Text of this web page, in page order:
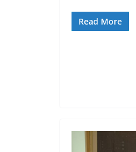
Read More